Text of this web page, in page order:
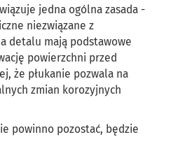
jedna ogólna zasada -
niezwiązane z
detalu mają podstawowe
powierzchni przed
że płukanie pozwala na
zmian korozyjnych
powinno pozostać, będzie